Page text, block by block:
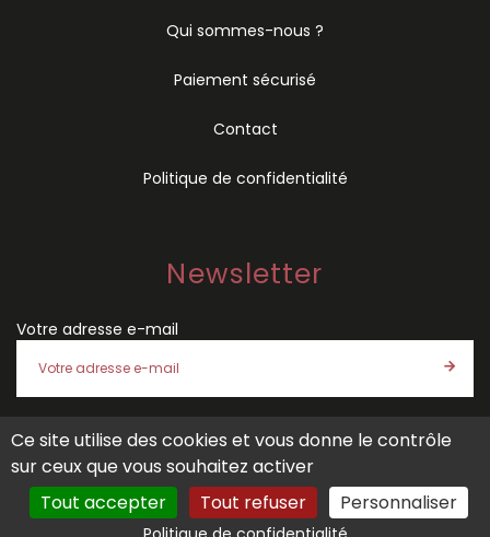
Qui sommes-nous ?
Paiement sécurisé
Contact
Politique de confidentialité
Newsletter
Votre adresse e-mail
J'accepte les conditions générales de venteet lapolitique
de confidentialité
Ce site utilise des cookies et vous donne le contrôle
sur ceux que vous souhaitez activer
Tout accepter
Tout refuser Personnaliser